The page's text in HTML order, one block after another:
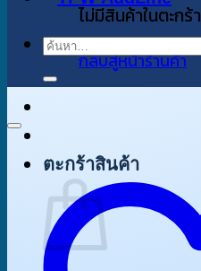
ไม่มีสินค้าในตะกร้า
กลับสู่หน้าร้านค้า
ตะกร้าสินค้า
ค้นหา: